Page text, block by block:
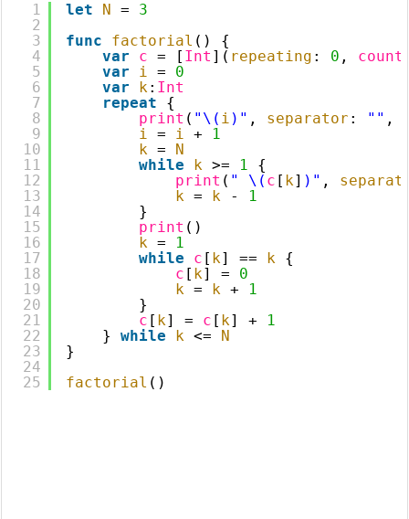
1
2
3
4
5
6
7
8
9
10
11
12
13
14
15
16
17
18
19
20
21
22
23
24
25
let N = 3
func
factorial () {
var
c = [ Int ]( repeating : 0 , count
var
i = 0
var
k: Int
repeat
{
print ( "\( i )" , separator : "" ,
i = i +
1
k = N
while
k >= 1
{
print ( " \( c [ k] )" ,
k = k -
1
}
print ()
k =
1
while
c [ k] == k {
c [ k] = 0
k = k +
1
}
c [ k] = c [ k] +
1
} while k <= N
}
factorial ()